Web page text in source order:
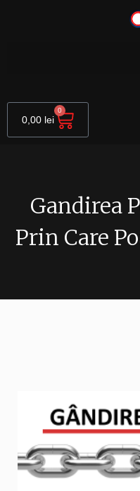
0,00 lei
0
Cart
Gandirea
Prin Care